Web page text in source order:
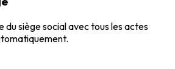
du siège social avec tous les actes